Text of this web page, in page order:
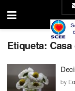
Etiqueta:
by